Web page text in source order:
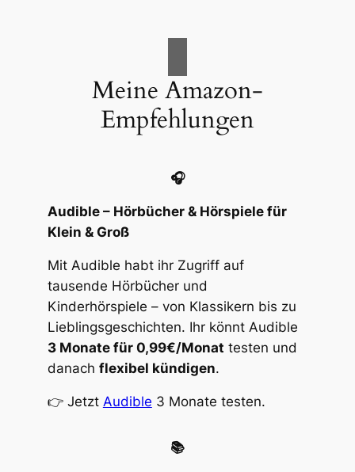
Meine Amazon-
Empfehlungen
🎧
Audible – Hörbücher & Hörspiele für
Klein & Groß
Mit Audible habt ihr Zugriff auf
tausende Hörbücher und
Kinderhörspiele – von Klassikern bis zu
Lieblingsgeschichten. Ihr könnt Audible
3 Monate für 0,99€/Monat testen und
danach flexibel kündigen.
👉 Jetzt Audible 3 Monate testen.
📚